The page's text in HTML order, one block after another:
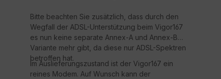
Bitte beachten Sie zusätzlich, dass durch den
Wegfall der ADSL-Unterstützung beim Vigor167
es nun keine separate Annex-A und Annex-B
Variante mehr gibt, da diese nur ADSL-Spektren
betroffen hat.
Im Auslieferungszustand ist der Vigor167 ein
reines Modem. Auf Wunsch kann der